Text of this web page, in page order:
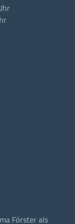
Förster als